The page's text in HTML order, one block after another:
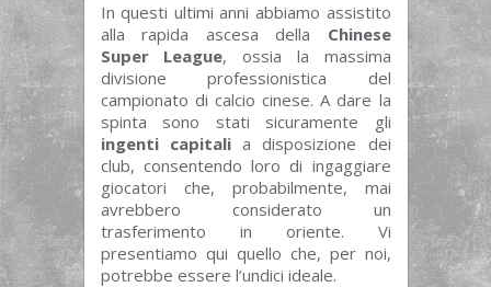
In questi ultimi anni abbiamo assistito
alla rapida ascesa della Chinese
Super League, ossia la massima
divisione professionistica del
campionato di calcio cinese. A dare la
spinta sono stati sicuramente gli
ingenti capitalia disposizione dei
club, consentendo loro di ingaggiare
giocatori che, probabilmente, mai
avrebbero considerato un
trasferimento in oriente. Vi
presentiamo qui quello che, per noi,
potrebbe essere l’undici ideale.